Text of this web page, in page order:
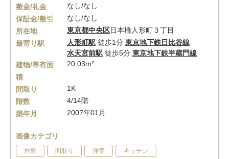
敷金/礼金
なし/なし
保証金/敷引
なし/なし
所在地
東京都中央区日本橋人形町３丁目
最寄り駅
人形町駅 徒歩1分 東京地下鉄日比谷線
水天宮前駅 徒歩5分 東京地下鉄半蔵門線
建物/専有面
積
20.03m²
間取り
1K
階数
4/14階
築年月
2007年01月
画像カテゴリ
外観 間取り 洋室 キッチン